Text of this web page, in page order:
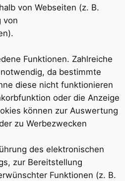
von Webseiten (z. B.
von
Funktionen. Zahlreiche
da bestimmte
diese nicht funktionieren
oder die Anzeige
können zur Auswertung
zu Werbezwecken
des elektronischen
zur Bereitstellung
Funktionen (z. B.